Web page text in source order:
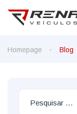
Homepage Blog